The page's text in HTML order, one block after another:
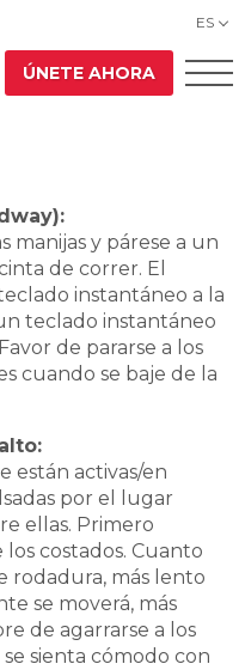
ES
ÚNETE AHORA
manijas y párese a un
de correr. El
instantáneo a la
teclado instantáneo
de pararse a los
cuando se baje de la
están activas/en
por el lugar
ellas. Primero
los costados. Cuanto
rodadura, más lento
se moverá, más
de agarrarse a los
sienta cómodo con